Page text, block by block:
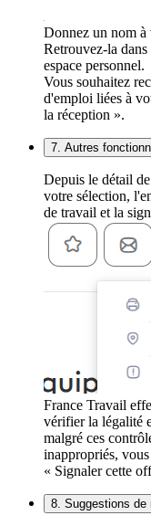
Donnez un nom à
Retrouvez-la
espace personnel.
Vous souhaitez
d'emploi liées à
la réception ».
7. Autres
Depuis le détail
votre sélection,
de travail et la
France Travail
vérifier la légalité
malgré ces
inappropriés,
« Signaler cette
8. Suggestions de